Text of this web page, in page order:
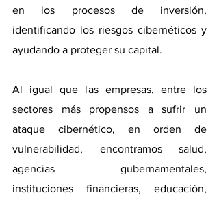
en los procesos de inversión,
identificando los riesgos cibernéticos y
ayudando a proteger su capital.
Al igual que las empresas, entre los
sectores más propensos a sufrir un
ataque cibernético, en orden de
vulnerabilidad, encontramos salud,
agencias gubernamentales,
instituciones financieras, educación,